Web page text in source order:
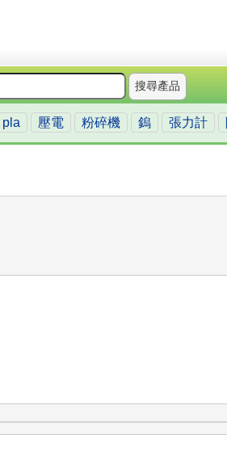
搜尋產品
pla 壓電 粉碎機 鎢 張力計